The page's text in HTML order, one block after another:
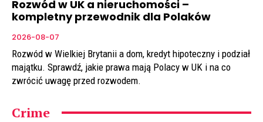
Rozwód w UK a nieruchomości –
kompletny przewodnik dla Polaków
2026-08-07
Rozwód w Wielkiej Brytanii a dom, kredyt hipoteczny i podział
majątku. Sprawdź, jakie prawa mają Polacy w UK i na co
zwrócić uwagę przed rozwodem.
Crime